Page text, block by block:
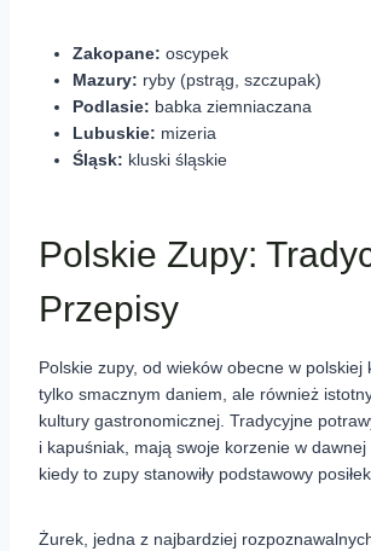
Zakopane: oscypek
Mazury: ryby (pstrąg, szczupak)
Podlasie: babka ziemniaczana
Lubuskie: mizeria
Śląsk: kluski śląskie
Polskie Zupy:
Przepisy
Polskie zupy, od wieków obecne w polskiej
tylko smacznym daniem, ale również
kultury gastronomicznej. Tradycyjne
i kapuśniak, mają swoje korzenie w
kiedy to zupy stanowiły podstawowy
Żurek, jedna z najbardziej